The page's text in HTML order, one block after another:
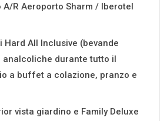
R Aeroporto Sharm / Iberotel
Hard All Inclusive (bevande
durante tutto il
a buffet a colazione, pranzo e
vista giardino e Family Deluxe